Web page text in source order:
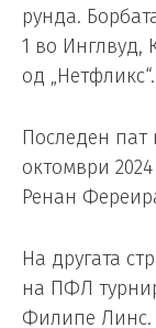
рунда.
1 во Инглвуд,
од „Нетфликс“.
Последен пат
октомври
Ренан
На другата
на ПФЛ
Филипе Линс.